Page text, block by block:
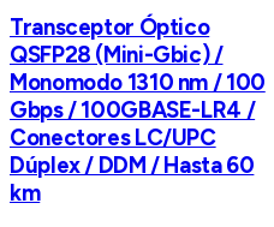
Transceptor Óptico
QSFP28 (Mini-Gbic) /
Monomodo 1310 nm / 100
Gbps / 100GBASE-LR4 /
Conectores LC/UPC
Dúplex / DDM / Hasta 60
km